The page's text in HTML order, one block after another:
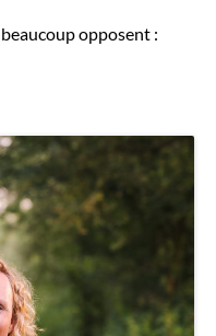
opposent :